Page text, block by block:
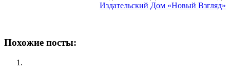
Издательский Дом «Новый Взгляд»
Похожие посты: